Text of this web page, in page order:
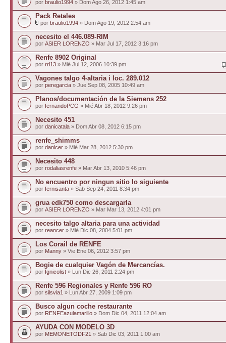
por braulio1994 » Dom Ago 26, 2012 1:45 am
Pack Retales
por braulio1994 » Dom Ago 19, 2012 2:54 am
necesito el 446.089-RIM
por ASIER LORENZO » Mar Jul 17, 2012 3:16 pm
Renfe 8902 Original
por rrl13 » Mié Jul 12, 2006 10:39 pm
Vagones talgo 4-altaria i loc. 289.012
por peregarcia » Jue Sep 08, 2005 10:49 am
Planos/documentación de la Siemens 252
por fernandoPCG » Mié Abr 18, 2012 9:26 pm
Necesito 451
por danicatala » Dom Abr 08, 2012 6:15 pm
renfe_shimms
por danicer » Mié Mar 28, 2012 5:30 pm
Necesito 448
por rodaliasrenfe » Mar Abr 13, 2010 5:46 pm
No encuentro por ningun sitio lo siguiente
por fernisanta » Sab Sep 24, 2011 8:34 pm
grua edk750 como descargarla
por ASIER LORENZO » Mar Mar 13, 2012 4:01 pm
necesito talgo altaria para una actividad
por reancer » Mié Dic 08, 2004 5:01 pm
Los Corail de RENFE
por Manny » Vie Ene 06, 2012 3:57 pm
Bogie de cualquier Vagón de Mercancías.
por Ignicolist » Lun Dic 26, 2011 2:24 pm
Renfe 596 Regionales y Renfe 596 RO
por silsvia1 » Lun Abr 27, 2009 1:09 pm
Busco algun coche restaurante
por RENFEazulamarillo » Dom Dic 04, 2011 12:04 am
AYUDA CON MODELO 3D
por MEMONETODF21 » Sab Dic 03, 2011 1:00 am